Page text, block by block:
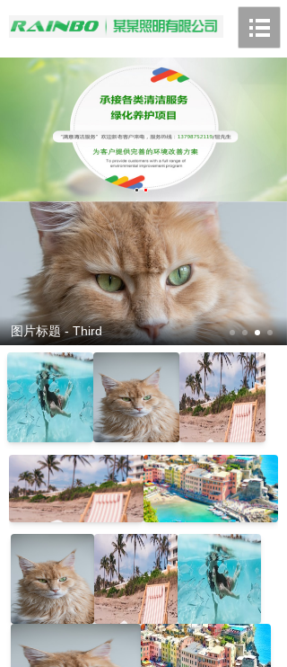
图片标题 - Fourth
图片标题 - First
图片标题 - Second
图片标题 - Third